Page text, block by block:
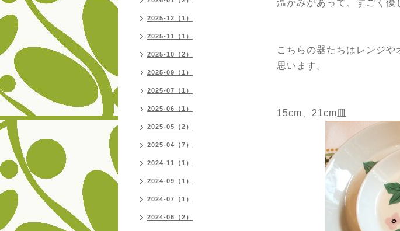
温かみがあって、すごく優
こちらの器たちはレンジ
思います。
15cm、21cm皿
2025-12（1）
2025-11（1）
2025-10（2）
2025-09（1）
2025-07（1）
2025-06（1）
2025-05（2）
2025-04（7）
2024-11（1）
2024-09（1）
2024-07（1）
2024-06（2）